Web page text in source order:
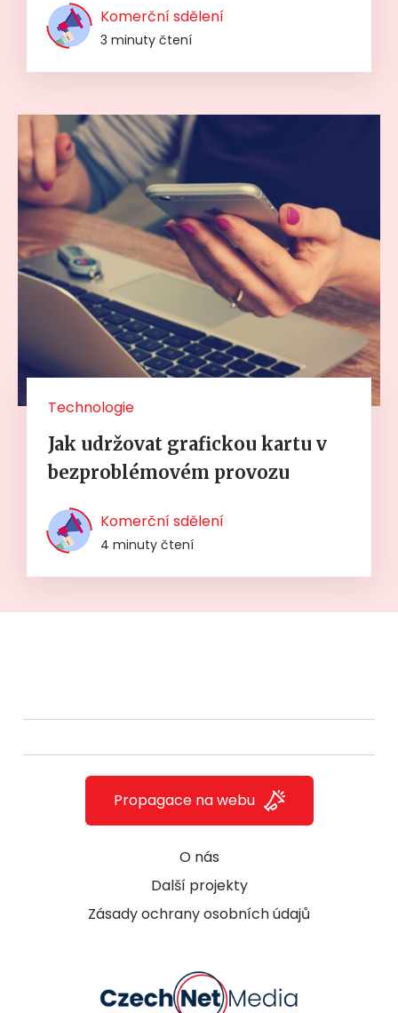
Komerční sdělení
3 minuty čtení
Technologie
Jak udržovat grafickou kartu v
bezproblémovém provozu
Komerční sdělení
4 minuty čtení
O nás
Další projekty
Zásady ochrany osobních údajů
Propagace na webu